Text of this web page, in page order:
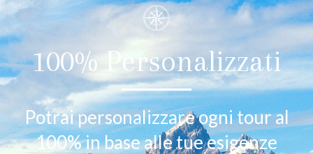
100% Personalizzati
Potrai personalizzare ogni tour al
100% in base alle tue esigenze